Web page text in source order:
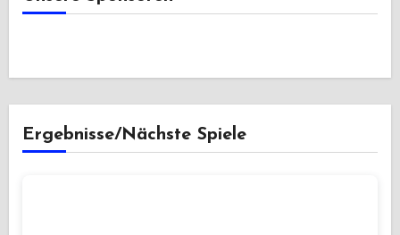
Ergebnisse/Nächste Spiele